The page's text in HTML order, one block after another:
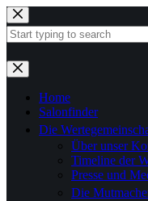
Zum
Inhalt
springen
Keine
Ergebnisse
Home
Salonfinder
Die
Über unser
Timeline der
Presse und
Die